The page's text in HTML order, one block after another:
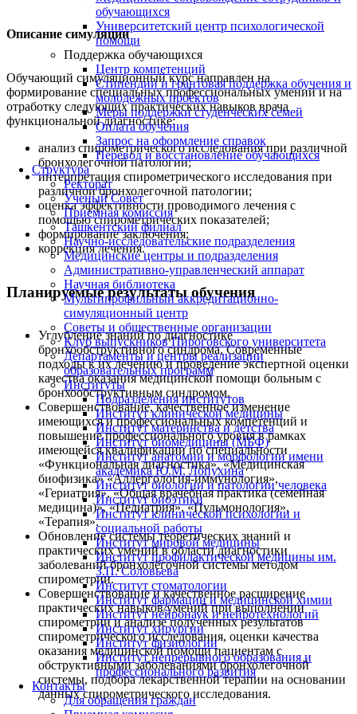
обучающихся
Университетский центр психологической
помощи
Поддержка обучающихся
Центр компетенций
Стипендии и грантовая поддержка обучения и
молодежных проектов
Меры поддержки студенческих семей
Оплата обучения
Запрос на оформление справок
Перевод и восстановление обучающихся
Структура
Ректорат
Ученый Совет
Приемная комиссия
Ташкентский филиал
Научно-исследовательские подразделения
Медицинские центры и подразделения
Административно-управленческий аппарат
Научная библиотека
Мультипрофильный аккредитационно-
симуляционный центр
Советы и общественные организации
Клуб выпускников Пироговского университета
Департаменты и центры реализации
образовательных программ
Институты
Подразделения институтов
Институт клинической медицины
Институт материнства и детства
Институт биомедицины (МБФ)
Институт анатомии и морфологии имени
академика Ю.М. Лопухина
Институт биологии и патологии человека
Институт биоэтики
Институт клинической психологии и
социальной работы
Институт мировой медицины
Институт профилактической медицины им.
З.П. Соловьева
Институт стоматологии
Институт фармации и медицинской химии
Институт нейронаук и нейротехнологий
Институт хирургии
Институт физиологии
Институт непрерывного образования и
профессионального развития
Контакты
Для обращения граждан
Описание симуляции
Обучающий симуляционный курс направлен на
формирование специальных профессиональных умений и на
отработку следующих практических навыков врача
функциональной диагностике:
анализ спирометрического исследования при различной
бронхолегочной патологии;
интерпретация спирометрического исследования при
различной бронхолегочной патологии;
оценка эффективности проводимого лечения с
помощью спирометрических показателей;
формирование заключения;
коррекция лечения.
Планируемые результаты обучения
Углубление знаний по диагностике
бронхообструктивного синдрома. Современные
подходы к их лечению и проведение экспертной оценки
качества оказания медицинской помощи больным с
бронхообструктивным синдромом.
Совершенствование, качественное изменение
имеющихся и профессиональных компетенций и
повышение профессионального уровня в рамках
имеющейся квалификации по специальности
«Функциональная диагностика», «Медицинская
биофизика» «Аллергология-иммунология»,
«Гериатрия», «Общая врачебная практика (семейная
медицина)», «Педиатрия», «Пульмонология»,
«Терапия».
Обновление системы теоретических знаний и
практических умений в области диагностики
заболеваний бронхолёгочной системы методом
спирометрии.
Совершенствование и качественное расширение
практических навыков/умений при выполнении
спирометрии и анализе полученных результатов
спирометрического исследования, оценки качества
оказания медицинской помощи пациентам с
обструктивными заболеваниями бронхолегочной
системы, подбора лекарственной терапии на основании
данных спирометрического исследования.